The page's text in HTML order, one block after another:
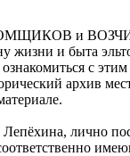
и быта
с
архив
лично